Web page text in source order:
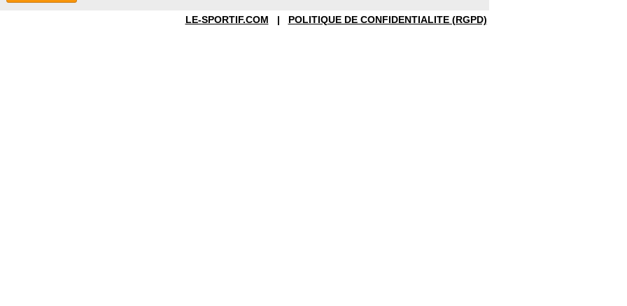
LE-SPORTIF.COM | POLITIQUE DE CONFIDENTIALITE (RGPD)